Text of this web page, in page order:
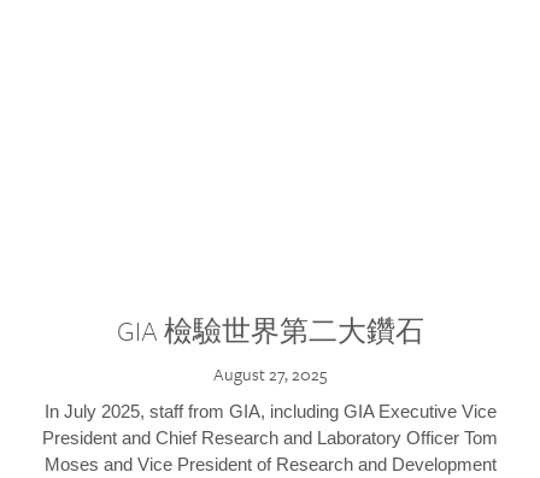
GIA 檢驗世界第二大鑽石
August 27, 2025
In July 2025, staff from GIA, including GIA Executive Vice
President and Chief Research and Laboratory Officer Tom
Moses and Vice President of Research and Development